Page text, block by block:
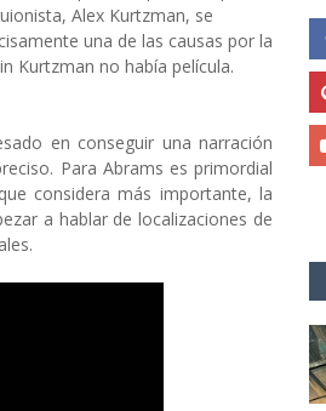
Alex Kurtzman, se
una de las causas por la
Kurtzman no había película.
en conseguir una narración
Para Abrams es primordial
considera más importante, la
a hablar de localizaciones de